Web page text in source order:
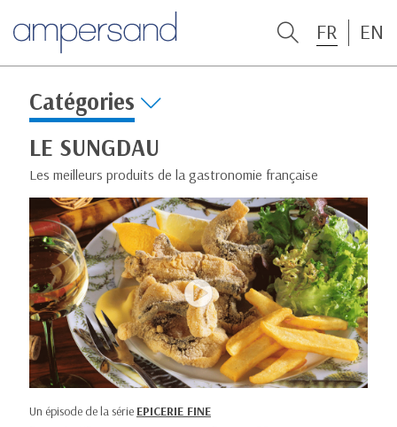
FR EN
Catégories
LE SUNGDAU
Les meilleurs produits de la gastronomie française
Un épisode de la série EPICERIE FINE